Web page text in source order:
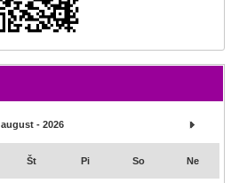
august - 2026
Št Pi So Ne